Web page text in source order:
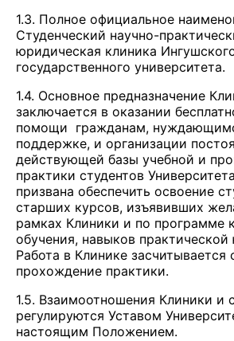
1.3. Полное официальное
Студенческий научно-
юридическая клиника
государственного университета.
1.4. Основное предназначение
заключается в оказании
помощи гражданам,
поддержке, и организации
действующей базы учебной и
практики студентов
призвана обеспечить освоение
старших курсов, изъявивших
рамках Клиники и по программе
обучения, навыков
Работа в Клинике засчитывается
прохождение практики.
1.5. Взаимоотношения Клиники и
регулируются Уставом
настоящим Положением.